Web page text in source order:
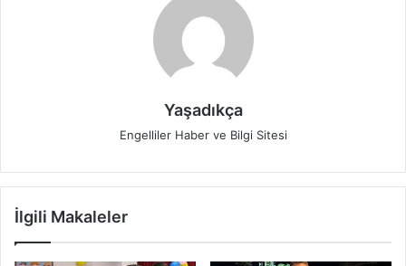
Yaşadıkça
Engelliler Haber ve Bilgi Sitesi
İlgili Makaleler